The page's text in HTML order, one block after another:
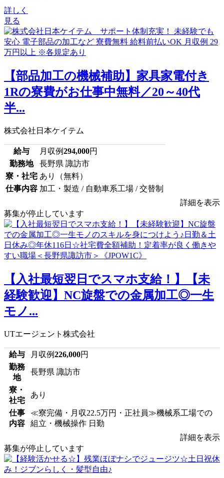
詳しく
見る
【部品加工の機械補助】家具家電付き
1Rの寮費がお仕事中無料／20～40代
半...
株式会社日本ケイテム
給与 月収例294,000円
勤務地
長野県 諏訪市
寮・社宅 あり（無料）
仕事内容 加工・製造 / 自動車系工場 / 交替制
詳細を表示
募集が停止しています
【入社最短翌日でスマホ支給！】【未
経験歓迎】NC旋盤での金属加工◎一生
モノ...
UTエージェント株式会社
給与 月収例226,000円
勤務
地
長野県 諏訪市
寮・
社宅
あり
仕事
内容
≪寮完備・月収22.5万円・正社員≫機械系工場での
組立・機械操作 日勤
詳細を表示
募集が停止しています